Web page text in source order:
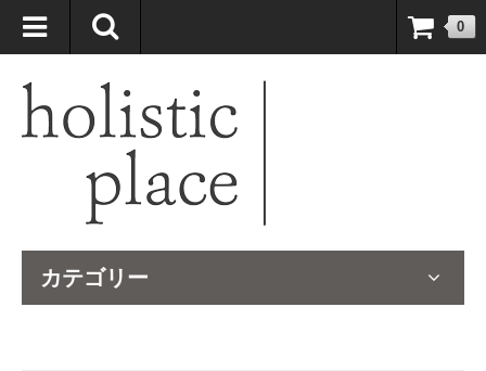
自然療法大国のオーストラリアより、臨床経験＆知識の豊富なナチュ
ロパスが厳選したサプリメントや ナチュラルグッズをお届けします！
0
カテゴリー